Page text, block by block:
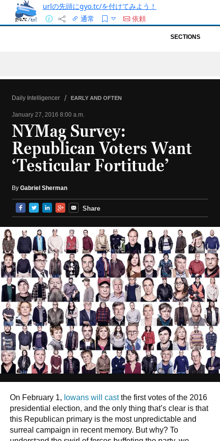
urlの先頭にgyo.tc/を付けてみよう！
通常
依頼